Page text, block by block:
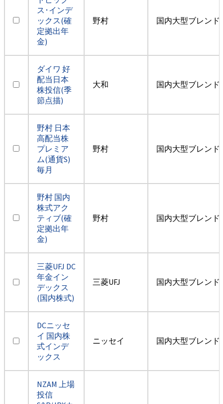
ス･インデ
ックス(確
定拠出年
金)
野村 国内大型ブレンド
ダイワ 好
配当日本
株投信(季
節点描)
大和 国内大型ブレンド
野村 日本
高配当株
プレミア
ム(通貨S)
毎月
野村 国内大型ブレンド
野村 国内
株式アク
ティブ(確
定拠出年
金)
野村 国内大型ブレンド
三菱UFJ DC
年金イン
デックス
(国内株式)
三菱UFJ 国内大型ブレンド
DCニッセ
イ 国内株
式インデ
ックス
ニッセイ 国内大型ブレンド
NZAM 上場
投信